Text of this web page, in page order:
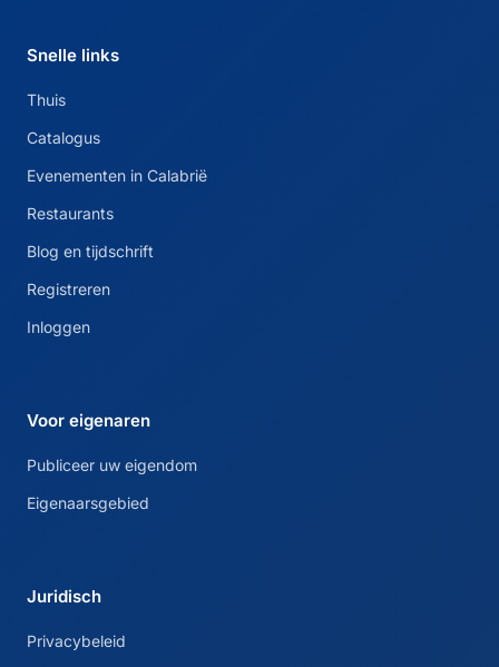
Snelle links
Thuis
Catalogus
Evenementen in Calabrië
Restaurants
Blog en tijdschrift
Registreren
Inloggen
Voor eigenaren
Publiceer uw eigendom
Eigenaarsgebied
Juridisch
Privacybeleid